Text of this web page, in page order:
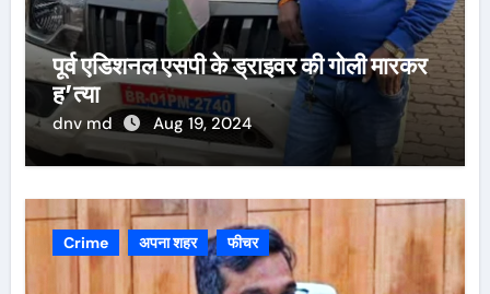
पूर्व एडिशनल एसपी के ड्राइवर की गोली मारकर
ह’त्या
dnv md Aug 19, 2024
Crime अपना शहर फीचर